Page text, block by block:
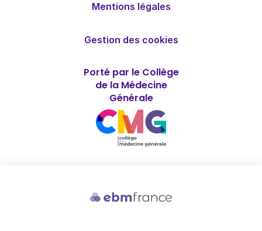
Mentions légales
Gestion des cookies
Porté par le Collège
de la Médecine
Générale